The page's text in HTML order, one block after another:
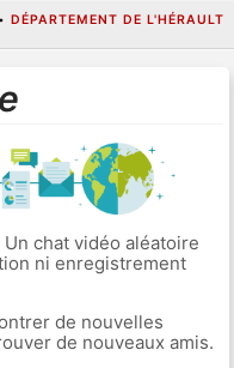
• DÉPARTEMENT DE L'HÉRAULT
Un chat vidéo aléatoire
ni enregistrement
de nouvelles
de nouveaux amis.